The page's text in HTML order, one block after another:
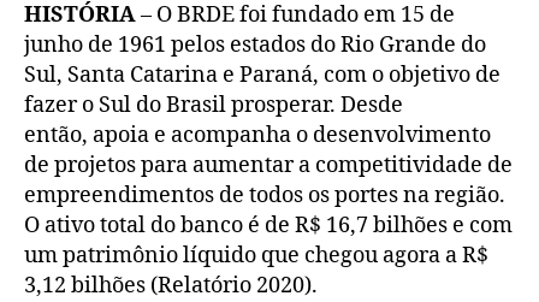
HISTÓRIA– O BRDE foi fundado em 15 de
junho de 1961 pelos estados do Rio Grande do
Sul, Santa Catarina e Paraná, com o objetivo de
fazer o Sul do Brasil prosperar. Desde
então, apoia e acompanha o desenvolvimento
de projetos para aumentar a competitividade de
empreendimentos de todos os portes na região.
O ativo total do banco é de R$ 16,7 bilhões e com
um patrimônio líquido que chegou agora a R$
3,12 bilhões (Relatório 2020).